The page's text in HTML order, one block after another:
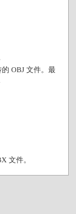
OBJ 文件。最
文件。